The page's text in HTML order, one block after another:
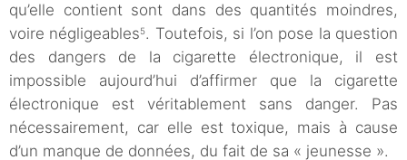
qu’elle contient sont dans des quantités moindres,
voire négligeables5. Toutefois, si l’on pose la question
des dangers de la cigarette électronique, il est
impossible aujourd’hui d’affirmer que la cigarette
électronique est véritablement sans danger. Pas
nécessairement, car elle est toxique, mais à cause
d’un manque de données, du fait de sa « jeunesse ».